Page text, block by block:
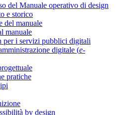
del Manuale operativo di design
e storico
del manuale
manuale
per i servizi pubblici digitali
digitale (e-
pratiche
by design